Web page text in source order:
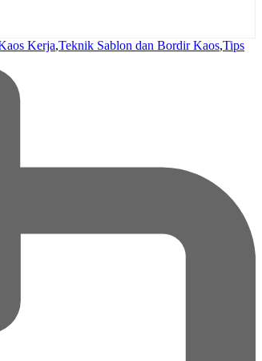
Kerja,Teknik Sablon dan Bordir Kaos,Tips